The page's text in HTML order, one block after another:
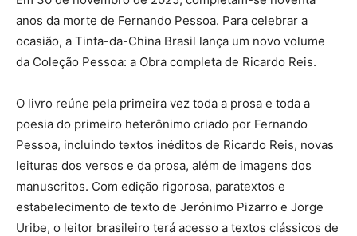
anos da morte de Fernando Pessoa. Para celebrar a
ocasião, a Tinta-da-China Brasil lança um novo volume
da Coleção Pessoa: a Obra completa de Ricardo Reis.
O livro reúne pela primeira vez toda a prosa e toda a
poesia do primeiro heterônimo criado por Fernando
Pessoa, incluindo textos inéditos de Ricardo Reis, novas
leituras dos versos e da prosa, além de imagens dos
manuscritos. Com edição rigorosa, paratextos e
estabelecimento de texto de Jerónimo Pizarro e Jorge
Uribe, o leitor brasileiro terá acesso a textos clássicos de